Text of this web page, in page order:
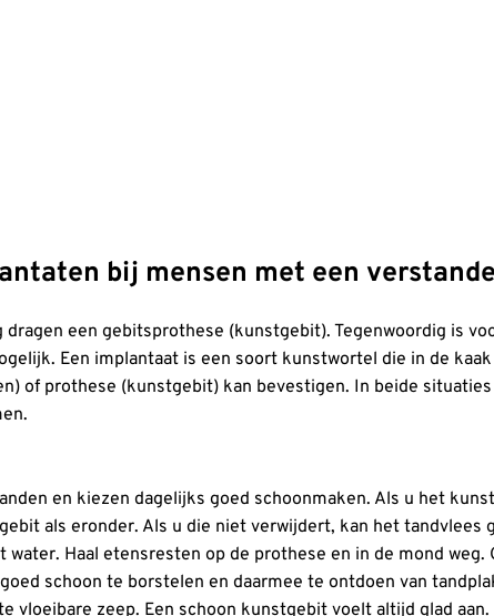
bij mensen met een
een gebitsprothese (kunstgebit). Tegenwoordig is
Een implantaat is een soort kunstwortel die in de
of prothese (kunstgebit) kan bevestigen. In beide
en kiezen dagelijks goed schoonmaken. Als u het
als eronder. Als u die niet verwijdert, kan het tandvlees
Haal etensresten op de prothese en in de mond
schoon te borstelen en daarmee te ontdoen van
vloeibare zeep. Een schoon kunstgebit voelt altijd glad